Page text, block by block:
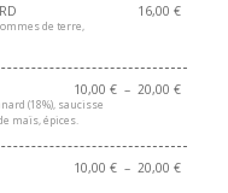
16,00€
de terre,
10,00€ – 20,00€
(18%), saucisse
maïs, épices.
10,00€ – 20,00€